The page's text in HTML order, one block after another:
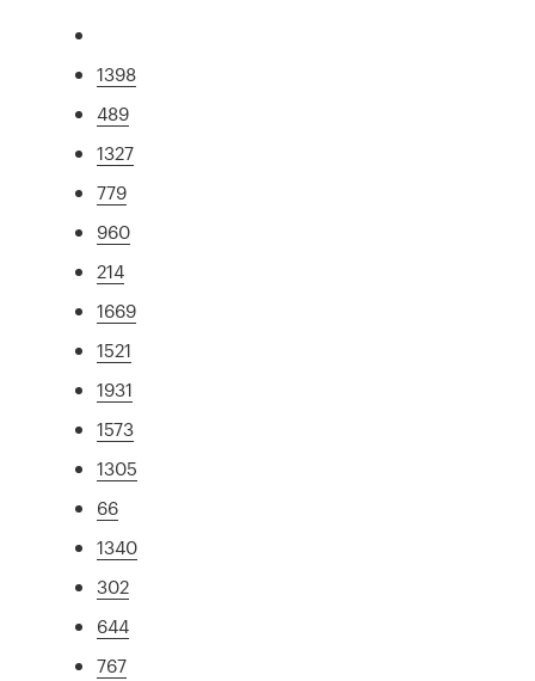
1398
489
1327
779
960
214
1669
1521
1931
1573
1305
66
1340
302
644
767